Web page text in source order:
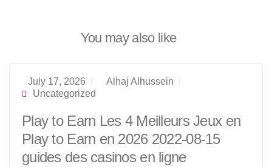
You may also like
July 17, 2026
Alhaj Alhussein
Uncategorized
Play to Earn Les 4 Meilleurs Jeux en
Play to Earn en 2026 2022-08-15
guides des casinos en ligne